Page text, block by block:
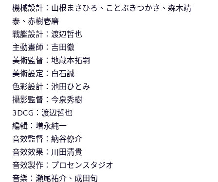
機械設計：山根まさひろ、ことぶきつかさ、森木靖
泰、赤樹壱磨
戰艦設計：渡辺哲也
主動畫師：吉田徹
美術監督：地蔵本拓嗣
美術設定：白石誠
色彩設計：池田ひとみ
攝影監督：今泉秀樹
3DCG：渡辺哲也
編輯：増永純一
音效監督：納谷僚介
音效效果：川田清貴
音效製作：プロセンスタジオ
音樂：瀬尾祐介、成田旬